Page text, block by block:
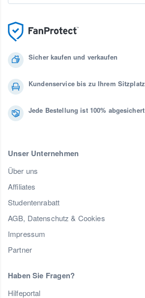
Sicher kaufen und verkaufen
Kundenservice bis zu Ihrem Sitzplatz
Jede Bestellung ist 100% abgesichert
Unser Unternehmen
Über uns
Affiliates
Studentenrabatt
AGB, Datenschutz & Cookies
Impressum
Partner
Haben Sie Fragen?
Hilfeportal